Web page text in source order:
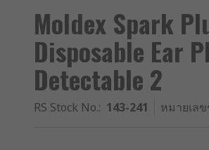
Moldex Spark
Disposable Ear
Detectable 2
RS Stock No.: 143-241 หมายเล